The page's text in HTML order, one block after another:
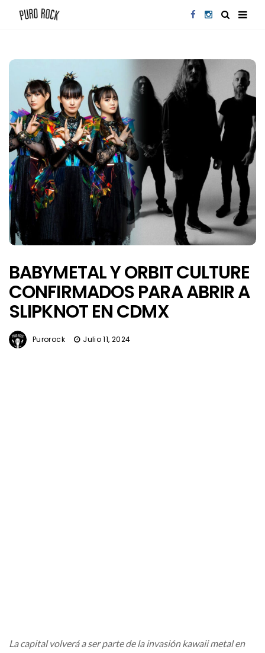
BABYMETAL Y ORBIT CULTURE
CONFIRMADOS PARA ABRIR A
SLIPKNOT EN CDMX
Purorock Julio 11, 2024
La capital volverá a ser parte de la invasión kawaii metal en